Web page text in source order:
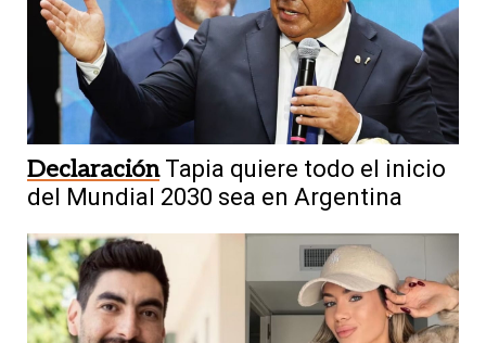
Declaración Tapia quiere todo el inicio
del Mundial 2030 sea en Argentina